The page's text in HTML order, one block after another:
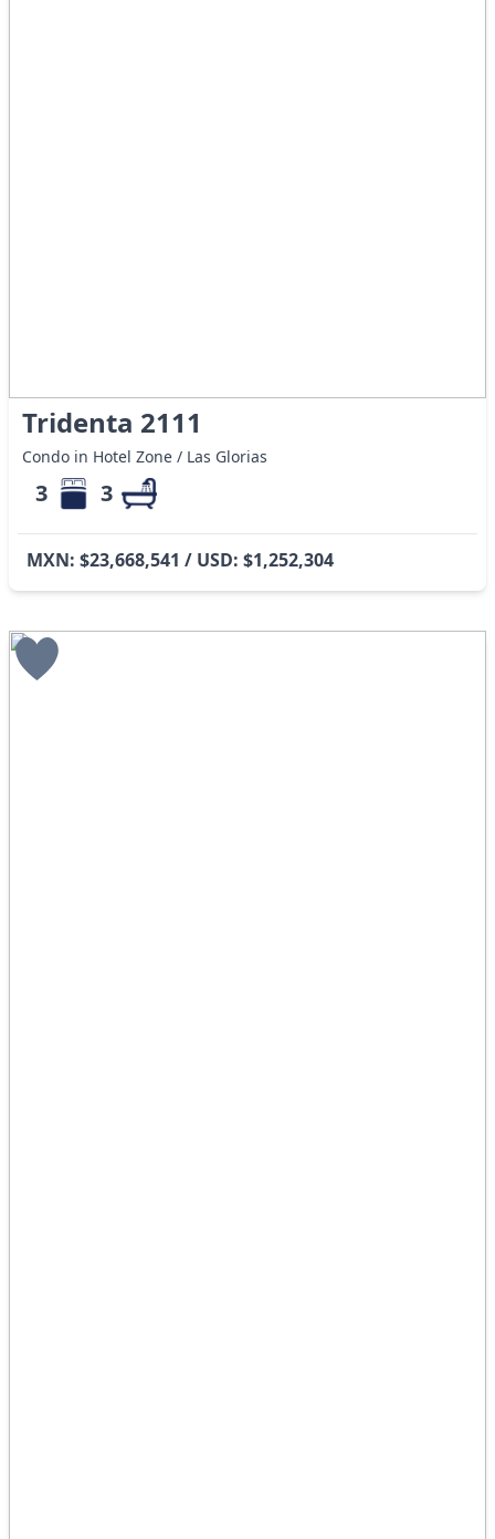
Tridenta 2111
Condo in Hotel Zone / Las Glorias
3 3
MXN: $23,668,541 / USD: $1,252,304